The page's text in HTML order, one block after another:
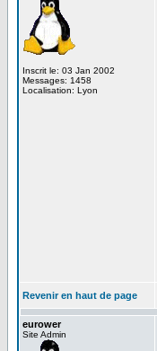
Inscrit le: 03 Jan 2002
Messages: 1458
Localisation: Lyon
Revenir en haut de page
eurower
Site Admin